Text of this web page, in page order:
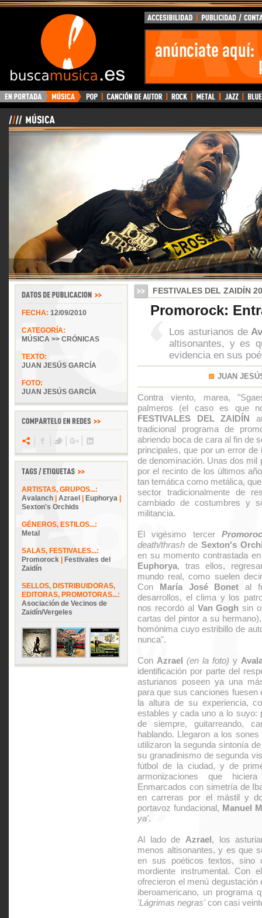
BuscaMusica.es
FECHA: 12/09/2010
CATEGORÍA:
MÚSICA >> CRÓNICAS
TEXTO:
JUAN JESÚS GARCÍA
FOTO:
JUAN JESÚS GARCÍA
ARTISTAS, GRUPOS...:
Avalanch
Azrael Euphorya
Sexton's Orchids
GÉNEROS, ESTILOS...:
Metal
SALAS, FESTIVALES...:
Promorock
Festivales del
Zaidín
SELLOS, DISTRIBUIDORAS,
EDITORAS, PROMOTORAS...:
Asociación de Vecinos de
Zaidín/Vergeles
FESTIVALES DEL ZAIDÍN
Promorock:
Los asturianos de
altisonantes, y es
evidencia en sus
JUAN
Contra viento, marea,
palmeros (el caso es que
FESTIVALES DEL ZAIDÍN
tradicional programa de
abriendo boca de cara al fin de
principales, que por un error
de denominación. Unas dos
por el recinto de los últimos
tan temática como metálica,
sector tradicionalmente de
cambiado de costumbres y
militancia.
El vigésimo tercer
death/thrash de Sexton's
en su momento contrastada
Euphorya, tras ellos,
mundo real, como suelen
Con María José Bonet al
desarrollos, el clima y los
nos recordó al Van Gogh sin
cartas del pintor a su
homónima cuyo estribillo de
nunca".
Con Azrael (en la foto) y
identificación por parte del
asturianos poseen ya una
para que sus canciones
la altura de su experiencia,
estables y cada uno a lo suyo:
de siempre, guitarreando,
hablando. Llegaron a los
utilizaron la segunda sintonía
su granadinismo de segunda
fútbol de la ciudad, y de
armonizaciones que
Enmarcados con simetría de
en carreras por el mástil y
portavoz fundacional, Manuel
ya'.
Al lado de Azrael, los
menos altisonantes, y es que
en sus poéticos textos, sino
mordiente instrumental. Con
ofrecieron el menú
iberoamericano, un programa
'Lágrimas negras' con casi